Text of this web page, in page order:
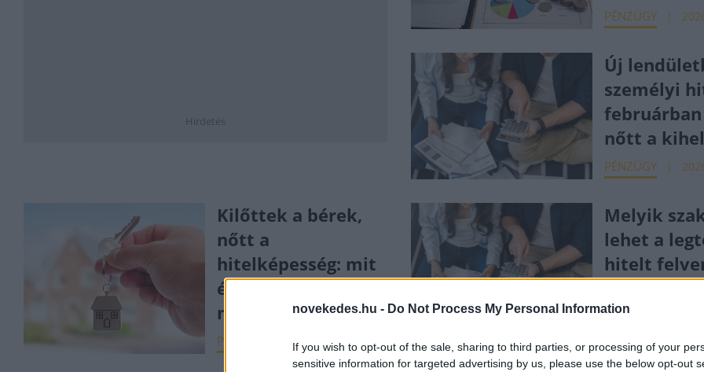
novekedes.hu - Do Not Process My Personal Information
If you wish to opt-out of the sale, sharing to third parties, or processing of your
sensitive information for targeted advertising by us, please use the below opt-out
Hirdetés
PÉNZÜGY
Új
személyi
nőtt a
PÉNZÜGY
Kilőttek a bérek,
nőtt a
hitelképesség: mit
ér az átlag- és
mediánfizetés?
PÉNZÜGY 2026. márc. 31.
Melyik
lehet a
hitelt
PÉNZÜGY